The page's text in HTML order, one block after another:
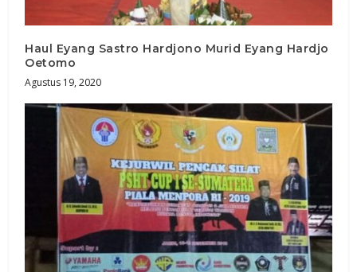
Haul Eyang Sastro Hardjono Murid Eyang Hardjo
Oetomo
Agustus 19, 2020